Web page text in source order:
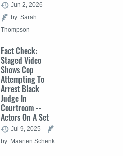
Jun 2, 2026
by: Sarah
Thompson
Fact Check:
Staged Video
Shows Cop
Attempting To
Arrest Black
Judge In
Courtroom --
Actors On A Set
Jul 9, 2025
by: Maarten Schenk